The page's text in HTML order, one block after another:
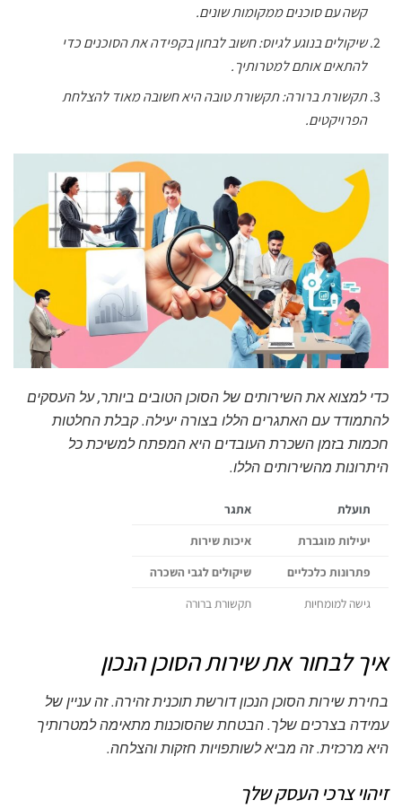
קשה עם סוכנים ממקומות שונים.
שיקולים בנוגע לגיוס:חשוב לבחון בקפידה את הסוכנים כדי
להתאים אותם למטרותיך.
תקשורת ברורה:תקשורת טובה היא חשובה מאוד להצלחת
הפרויקטים.
כדי למצוא את השירותים של הסוכן הטובים ביותר, על העסקים
להתמודד עם האתגרים הללו בצורה יעילה. קבלת החלטות
חכמות בזמן השכרת העובדים היא המפתח למשיכת כל
היתרונות מהשירותים הללו.
תועלת
אתגר
יעילות מוגברת
איכות שירות
פתרונות כלכליים
שיקולים לגבי השכרה
גישה למומחיות
תקשורת ברורה
איך לבחור את שירות הסוכן הנכון
בחירת שירות הסוכן הנכון דורשת תוכנית זהירה. זה עניין של
עמידה בצרכים שלך. הבטחת שהסוכנות מתאימה למטרותיך
היא מרכזית. זה מביא לשותפויות חזקות והצלחה.
זיהוי צרכי העסק שלך